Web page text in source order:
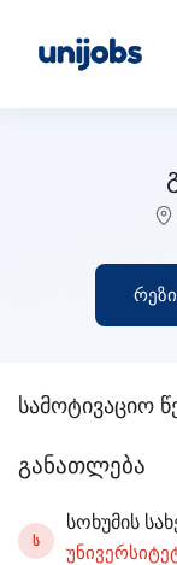
სამოტივაციო
განათლება
Ს
სოხუმის